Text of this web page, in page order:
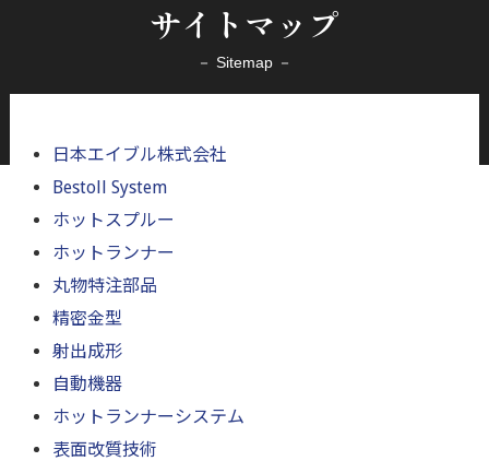
サイトマップ
－ Sitemap －
日本エイブル株式会社
Bestoll System
ホットスプルー
ホットランナー
丸物特注部品
精密金型
射出成形
自動機器
ホットランナーシステム
表面改質技術